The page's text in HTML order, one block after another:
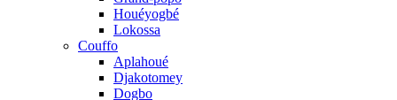
Houéyogbé
Lokossa
Couffo
Aplahoué
Djakotomey
Dogbo